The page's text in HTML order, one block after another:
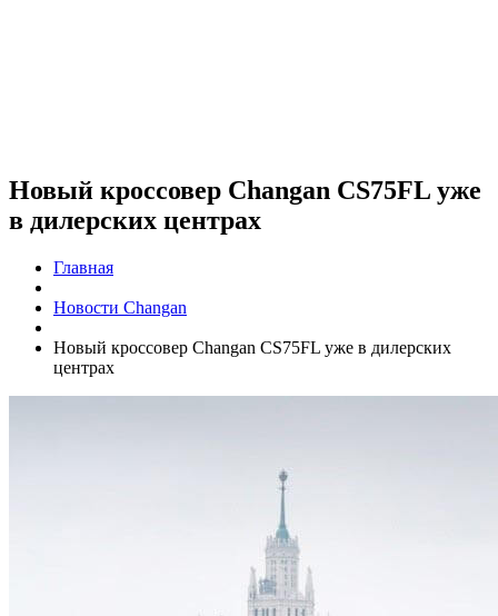
Новый кроссовер Changan CS75FL уже
в дилерских центрах
Главная
Новости Changan
Новый кроссовер Changan CS75FL уже в дилерских
центрах